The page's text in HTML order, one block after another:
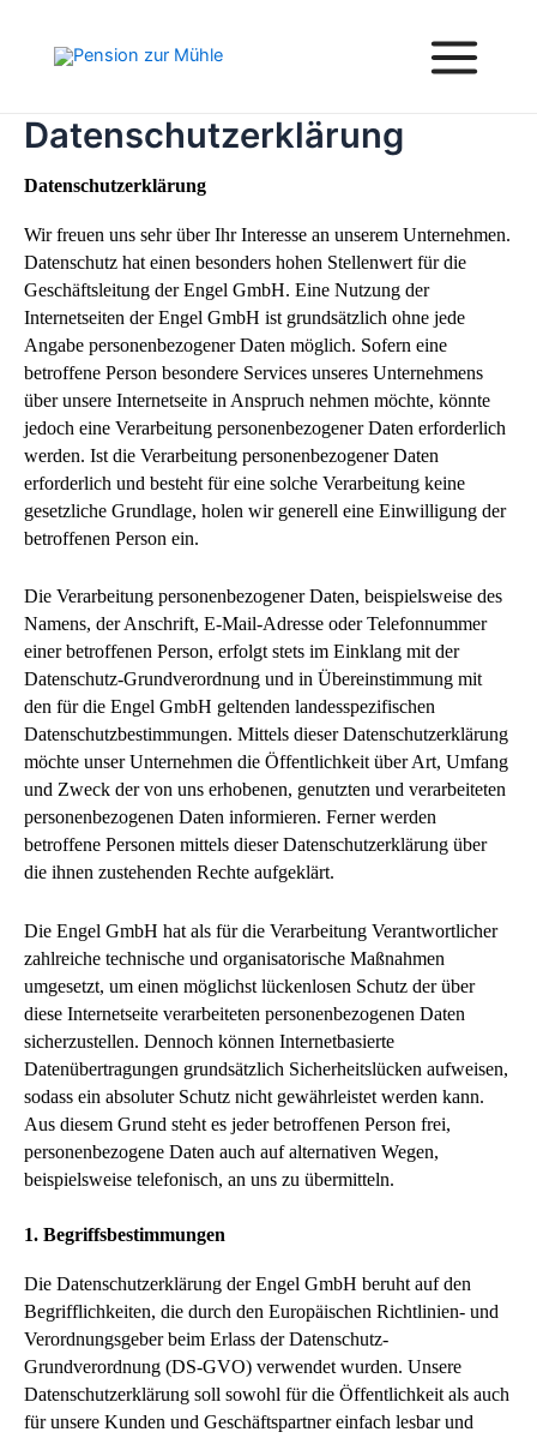
springen
Main
Datenschutzerklärung
Datenschutzerklärung
Wir freuen uns sehr über Ihr Interesse an unserem Unternehmen.
Datenschutz hat einen besonders hohen Stellenwert für die
Geschäftsleitung der Engel GmbH. Eine Nutzung der
Internetseiten der Engel GmbH ist grundsätzlich ohne jede
Angabe personenbezogener Daten möglich. Sofern eine
betroffene Person besondere Services unseres Unternehmens
über unsere Internetseite in Anspruch nehmen möchte, könnte
jedoch eine Verarbeitung personenbezogener Daten erforderlich
werden. Ist die Verarbeitung personenbezogener Daten
erforderlich und besteht für eine solche Verarbeitung keine
gesetzliche Grundlage, holen wir generell eine Einwilligung der
betroffenen Person ein.
Die Verarbeitung personenbezogener Daten, beispielsweise des
Namens, der Anschrift, E-Mail-Adresse oder Telefonnummer
einer betroffenen Person, erfolgt stets im Einklang mit der
Datenschutz-Grundverordnung und in Übereinstimmung mit
den für die Engel GmbH geltenden landesspezifischen
Datenschutzbestimmungen. Mittels dieser Datenschutzerklärung
möchte unser Unternehmen die Öffentlichkeit über Art, Umfang
und Zweck der von uns erhobenen, genutzten und verarbeiteten
personenbezogenen Daten informieren. Ferner werden
betroffene Personen mittels dieser Datenschutzerklärung über
die ihnen zustehenden Rechte aufgeklärt.
Die Engel GmbH hat als für die Verarbeitung Verantwortlicher
zahlreiche technische und organisatorische Maßnahmen
umgesetzt, um einen möglichst lückenlosen Schutz der über
diese Internetseite verarbeiteten personenbezogenen Daten
sicherzustellen. Dennoch können Internetbasierte
Datenübertragungen grundsätzlich Sicherheitslücken aufweisen,
sodass ein absoluter Schutz nicht gewährleistet werden kann.
Aus diesem Grund steht es jeder betroffenen Person frei,
personenbezogene Daten auch auf alternativen Wegen,
beispielsweise telefonisch, an uns zu übermitteln.
1. Begriffsbestimmungen
Die Datenschutzerklärung der Engel GmbH beruht auf den
Begrifflichkeiten, die durch den Europäischen Richtlinien- und
Verordnungsgeber beim Erlass der Datenschutz-
Grundverordnung (DS-GVO) verwendet wurden. Unsere
Datenschutzerklärung soll sowohl für die Öffentlichkeit als auch
für unsere Kunden und Geschäftspartner einfach lesbar und